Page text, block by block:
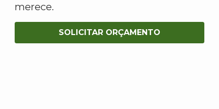
merece.
SOLICITAR ORÇAMENTO